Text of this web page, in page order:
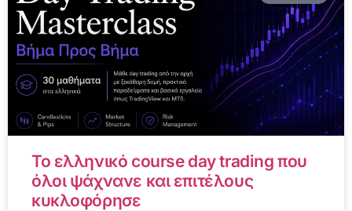
Το ελληνικό course day trading που
όλοι ψάχνανε και επιτέλους
κυκλοφόρησε